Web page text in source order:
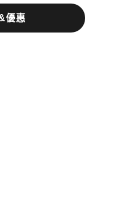
優惠